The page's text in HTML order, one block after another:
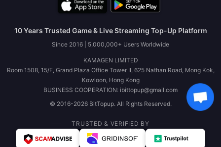
10 Years Trusted Game & Live Streaming Top-Up Platform
Since 2016 | 5,000,000+ Users Worldwide
KAMAGEN LIMITED
Room 1508, 15/F, Grand Plaza Office Tower II, 625 Nathan Road, Mong Kok,
Kowloon, Hong Kong
BUSINESS COOPERATION: ibittopup@gmail.com
© 2016-2026 BitTopup. All Rights Reserved.
TRUSTED & VERIFIED BY